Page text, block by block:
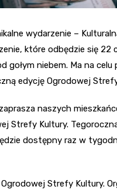
wydarzenie –
które odbędzie się 22
niebem. Ma na celu
edycję Ogrodowej
naszych
Strefy Kultury.
dostępny raz w
Strefy Kultury.